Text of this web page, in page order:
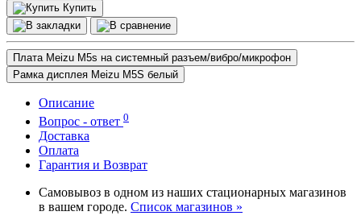
Купить
Плата Meizu M5s на системный разъем/вибро/микрофон
Рамка дисплея Meizu M5S белый
Описание
Вопрос - ответ 0
Доставка
Оплата
Гарантия и Возврат
Самовывоз в одном из наших стационарных магазинов
в вашем городе. Список магазинов »